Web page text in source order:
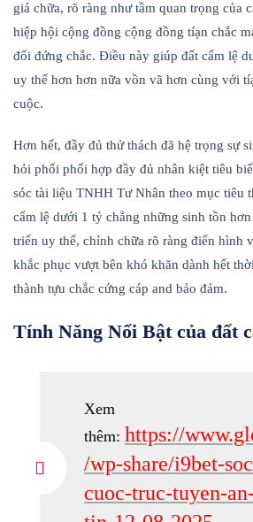
giá chữa, rõ ràng như tầm quan trọng của
hiệp hội cộng đồng cộng đồng tíạn chắc
đổi đứng chắc. Điều này giúp đất cẩm lệ
uy thế hơn hơn nữa vồn vã hơn cùng với
cuộc.
Hơn hết, đầy đủ thử thách đã hệ trọng sự
hỏi phối phối hợp đầy đủ nhân kiệt tiêu
sóc tài liệu TNHH Tư Nhân theo mục tiêu
cẩm lệ dưới 1 tỷ chẳng những sinh tồn
triển uy thế, chỉnh chữa rõ ràng điển hình
khắc phục vượt bên khó khăn dành hết
thành tựu chắc cứng cáp and bảo đảm.
Tính Năng Nổi Bật của đất
Xem
thêm: https://
/wp-share/i9bet-
cuoc-truc-tuyen-